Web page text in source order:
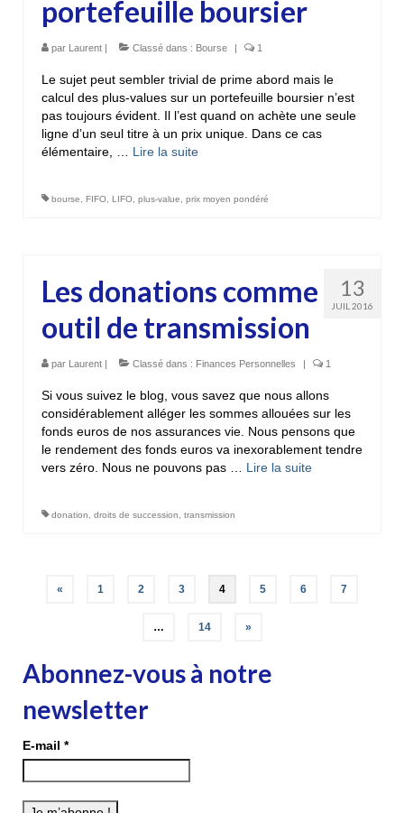
portefeuille boursier
par Laurent | Classé dans : Bourse | 1
Le sujet peut sembler trivial de prime abord mais le
calcul des plus-values sur un portefeuille boursier n’est
pas toujours évident. Il l’est quand on achète une seule
ligne d’un seul titre à un prix unique. Dans ce cas
élémentaire, … Lire la suite­­
bourse FIFO LIFO plus-value prix moyen pondéré
13
JUIL 2016
Les donations comme
outil de transmission
par Laurent | Classé dans : Finances Personnelles | 1
Si vous suivez le blog, vous savez que nous allons
considérablement alléger les sommes allouées sur les
fonds euros de nos assurances vie. Nous pensons que
le rendement des fonds euros va inexorablement tendre
vers zéro. Nous ne pouvons pas … Lire la suite­­
donation droits de succession transmission
Pagination
publications
« 1 2 3 4 5 6 7
… 14 »
Abonnez-vous à notre
newsletter
E-mail *